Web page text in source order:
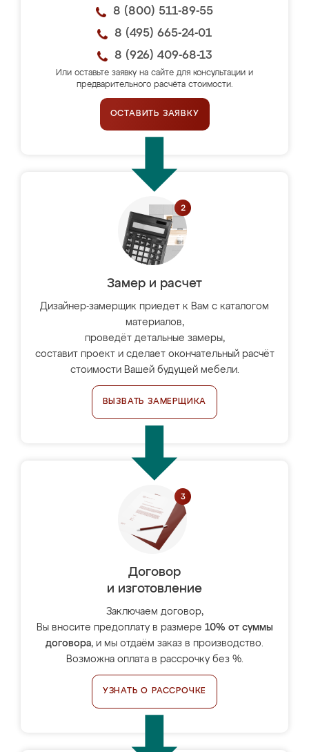
8 (800) 511-89-55
8 (495) 665-24-01
8 (926) 409-68-13
Или оставьте заявку на сайте для консультации и
предварительного расчёта стоимости.
ОСТАВИТЬ ЗАЯВКУ
Замер и расчет
Дизайнер-замерщик приедет к Вам с каталогом
материалов,
проведёт детальные замеры,
составит проект и сделает окончательный расчёт
стоимости Вашей будущей мебели.
ВЫЗВАТЬ ЗАМЕРЩИКА
Договор
и изготовление
Заключаем договор,
Вы вносите предоплату в размере 10% от суммы
договора, и мы отдаём заказ в производство.
Возможна оплата в рассрочку без %.
УЗНАТЬ О РАССРОЧКЕ